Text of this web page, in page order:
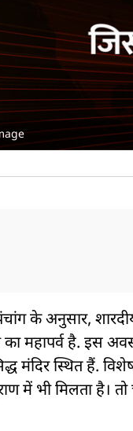
के अनुसार,
का महापर्व है. इस
मंदिर स्थित हैं.
में भी मिलता है।